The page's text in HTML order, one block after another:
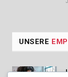
UNSERE